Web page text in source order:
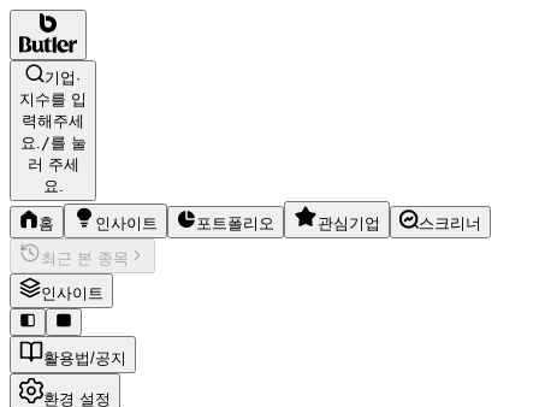
기업·
지수를 입
력해주세
요./를 눌
러 주세
요.
홈 인사이트 포트폴리오 관심기업
스크리너
최근 본 종목
인사이트
활용법/공지
환경 설정